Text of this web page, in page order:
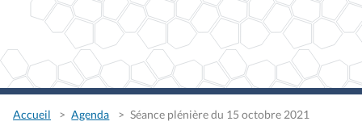
Accueil Agenda Séance plénière du 15 octobre 2021